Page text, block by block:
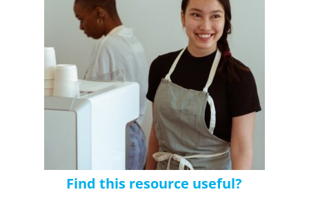
Find this resource useful?